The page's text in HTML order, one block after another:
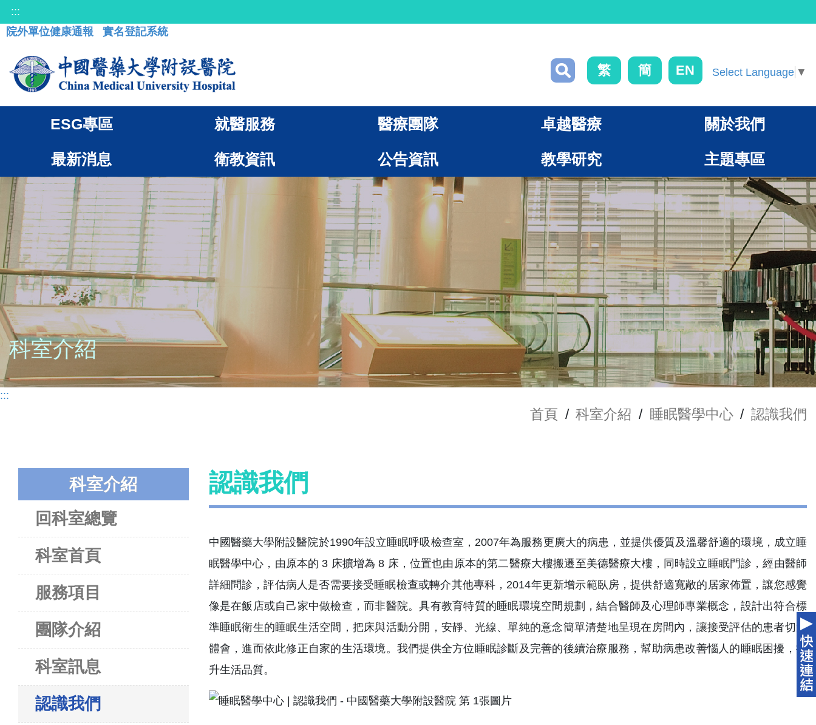
:::
院外單位健康通報
實名登記系統
繁 簡 EN Select Language ▼
ESG專區 就醫服務 醫療團隊 卓越醫療 關於我們
最新消息 衛教資訊 公告資訊 教學研究 主題專區
科室介紹
:::
首頁 / 科室介紹 / 睡眠醫學中心 / 認識我們
科室介紹
回科室總覽
科室首頁
服務項目
團隊介紹
科室訊息
認識我們
認識我們
中國醫藥大學附設醫院於1990年設立睡眠呼吸檢查室，2007年為服務更廣大的病患，並提供優質及溫馨舒適的環境，成立睡
眠醫學中心，由原本的 3 床擴增為 8 床，位置也由原本的第二醫療大樓搬遷至美德醫療大樓，同時設立睡眠門診，經由醫師
詳細問診，評估病人是否需要接受睡眠檢查或轉介其他專科，2014年更新增示範臥房，提供舒適寬敞的居家佈置，讓您感覺
像是在飯店或自己家中做檢查，而非醫院。具有教育特質的睡眠環境空間規劃，結合醫師及心理師專業概念，設計出符合標
準睡眠衛生的睡眠生活空間，把床與活動分開，安靜、光線、單純的意念簡單清楚地呈現在房間內，讓接受評估的患者切實
體會，進而依此修正自家的生活環境。我們提供全方位睡眠診斷及完善的後續治療服務，幫助病患改善惱人的睡眠困擾，提
升生活品質。